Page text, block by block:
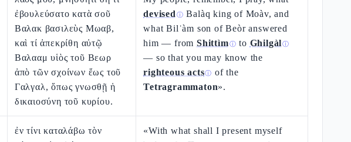
ἐβουλεύσατο κατὰ σοῦ
Βαλακ βασιλεὺς Μωαβ,
καὶ τί ἀπεκρίθη αὐτῷ
Βαλααμ υἱὸς τοῦ Βεωρ
ἀπὸ τῶν σχοίνων ἕως τοῦ
Γαλγαλ, ὅπως γνωσθῇ ἡ
δικαιοσύνη τοῦ κυρίου.
devised ⓘ Balàq king of Moàv, and
what Bilʿàm son of Beòr answered
him — fromShittìmⓘ to Ghilgàlⓘ
— so that you may know the
righteous actsⓘ of the
Tetragrammaton».
ἐν τίνι καταλάβω τὸν
«With what shall I present myself